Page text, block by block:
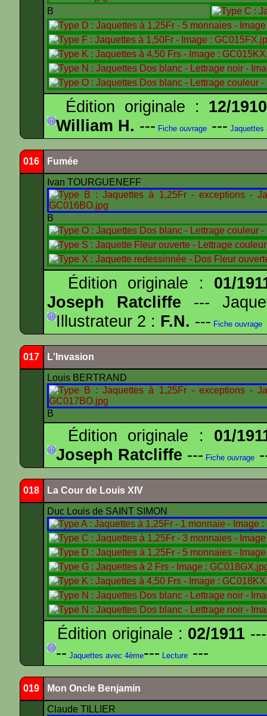
B
Édition originale : 12/1910
William H. --- Fiche ouvrage --- Jaquettes
016 Fumée
Ivan TOURGUENEFF
B
Édition originale : 01/
Joseph Ratcliffe ---
Illustrateur 2 : F.N. --- Fiche ouvrage
017 L'Invasion
Louis BERTRAND
B
Édition originale : 01/
Joseph Ratcliffe --- Fiche ouvrage
018 La Cour de Louis XIV
Duc Louis de SAINT SIMON
Édition originale : 02/1911
-- Jaquettes avec 4ème--- Lecture ---
019 Mon Oncle Benjamin
Claude TILLIER